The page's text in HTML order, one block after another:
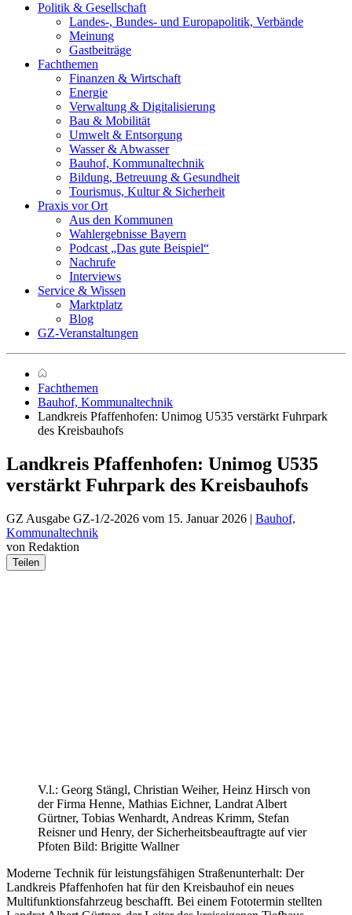
Politik & Gesellschaft
Landes-, Bundes- und Europapolitik, Verbände
Meinung
Gastbeiträge
Fachthemen
Finanzen & Wirtschaft
Energie
Verwaltung & Digitalisierung
Bau & Mobilität
Umwelt & Entsorgung
Wasser & Abwasser
Bauhof, Kommunaltechnik
Bildung, Betreuung & Gesundheit
Tourismus, Kultur & Sicherheit
Praxis vor Ort
Aus den Kommunen
Wahlergebnisse Bayern
Podcast „Das gute Beispiel“
Nachrufe
Interviews
Service & Wissen
Marktplatz
Blog
GZ-Veranstaltungen
Fachthemen
Bauhof, Kommunaltechnik
Landkreis Pfaffenhofen: Unimog U535 verstärkt Fuhrpark
des Kreisbauhofs
Landkreis Pfaffenhofen: Unimog U535
verstärkt Fuhrpark des Kreisbauhofs
GZ Ausgabe GZ-1/2-2026 vom 15. Januar 2026 | Bauhof,
Kommunaltechnik
von Redaktion
Teilen
V.l.: Georg Stängl, Christian Weiher, Heinz Hirsch von
der Firma Henne, Mathias Eichner, Landrat Albert
Gürtner, Tobias Wenhardt, Andreas Krimm, Stefan
Reisner und Henry, der Sicherheitsbeauftragte auf vier
Pfoten Bild: Brigitte Wallner
Moderne Technik für leistungsfähigen Straßenunterhalt: Der
Landkreis Pfaffenhofen hat für den Kreisbauhof ein neues
Multifunktionsfahrzeug beschafft. Bei einem Fototermin stellten